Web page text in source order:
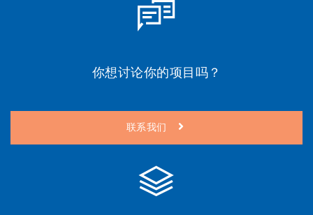
你想讨论你的项目吗？
联系我们